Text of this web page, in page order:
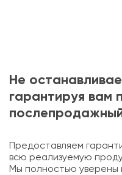
Не
гарантируя вам
Предоставляем
всю реализуемую
Мы полностью уверены